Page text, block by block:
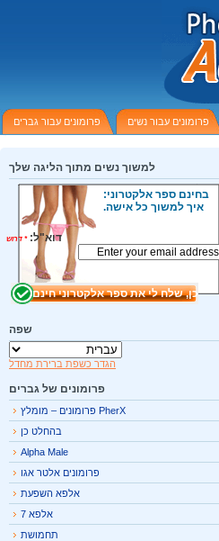
פרומונים עבור גברים פרומונים עבור נשים
למשוך נשים מתוך הליגה שלך
בחינם ספר אלקטרוני:
איך למשוך כל אישה.
דוא"ל:*דרוש
שפה
הגדר כשפת ברירת מחדל
פרומונים של גברים
PherX פרומונים – מומלץ
בהחלט כן
Alpha Male
פרומונים אלטר אגו
אלפא השפעת
אלפא 7
תחמושת